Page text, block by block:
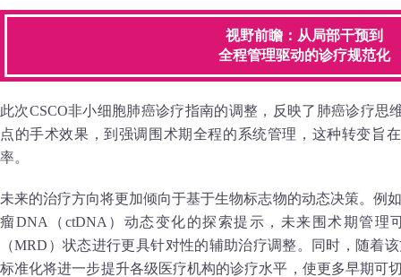
视野前瞻：从局部干预到
全程管理驱动的诊疗规范化
此次CSCO非小细胞肺癌诊疗指南的调整，反映了肺癌诊疗思
点的手术效果，到强调围术期全程的系统管理，这种转变旨
率。
未来的治疗方向将更加倾向于基于生物标志物的动态决策。例
瘤DNA（ctDNA）动态变化的探索提示，未来围术期管理
（MRD）状态进行更具针对性的辅助治疗调整。同时，随着
标准化将进一步提升各级医疗机构的诊疗水平，使更多早期可